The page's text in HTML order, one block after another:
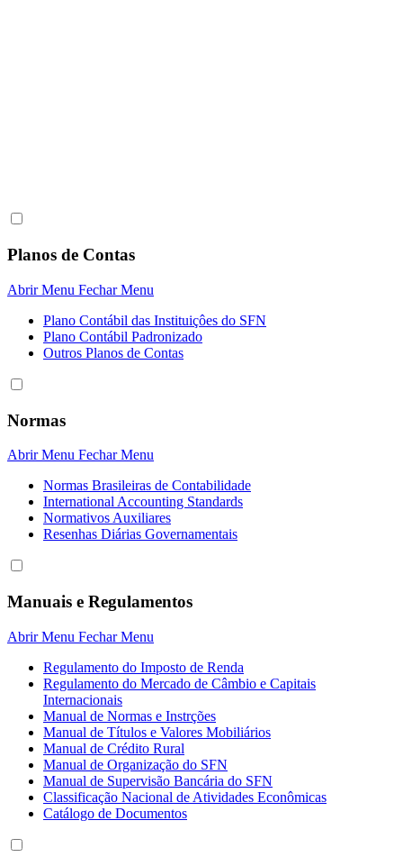
Planos de Contas
Abrir Menu Fechar Menu
Plano Contábil das Instituiçôes do SFN
Plano Contábil Padronizado
Outros Planos de Contas
Normas
Abrir Menu Fechar Menu
Normas Brasileiras de Contabilidade
International Accounting Standards
Normativos Auxiliares
Resenhas Diárias Governamentais
Manuais e Regulamentos
Abrir Menu Fechar Menu
Regulamento do Imposto de Renda
Regulamento do Mercado de Câmbio e Capitais
Internacionais
Manual de Normas e Instrções
Manual de Títulos e Valores Mobiliários
Manual de Crédito Rural
Manual de Organização do SFN
Manual de Supervisão Bancária do SFN
Classificação Nacional de Atividades Econômicas
Catálogo de Documentos